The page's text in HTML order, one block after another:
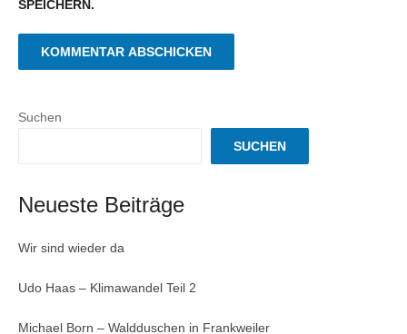
SPEICHERN.
Suchen
SUCHEN
Neueste Beiträge
Wir sind wieder da
Udo Haas – Klimawandel Teil 2
Michael Born – Waldduschen in Frankweiler